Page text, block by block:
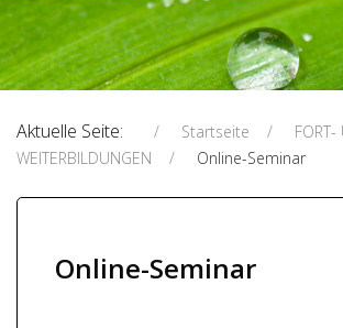
Aktuelle Seite: Startseite
FORT-
WEITERBILDUNGEN
Online-Seminar
Online-Seminar